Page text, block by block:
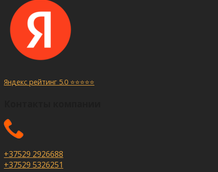
Яндекс рейтинг 5.0 ⭐️⭐️⭐️⭐️⭐️
+37529 2926688
+37529 5326251